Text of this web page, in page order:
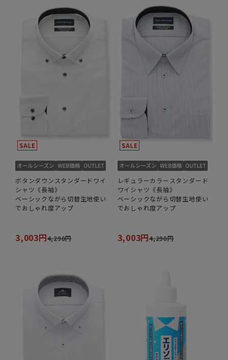
ボタンダウンスタンダードワイ
シャツ《長袖》
ベーシックながら切替生地使い
でおしゃれ度アップ
3,003円4,290円
レギュラーカラースタンダード
ワイシャツ《長袖》
ベーシックながら切替生地使い
でおしゃれ度アップ
3,003円4,290円